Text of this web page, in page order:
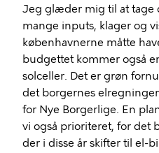
Jeg glæder mig til at tage
mange inputs, klager og
københavnerne måtte
budgettet kommer også
solceller. Det er grøn
det borgernes
for Nye Borgerlige. En
vi også prioriteret, for det
der i disse år skifter til el-